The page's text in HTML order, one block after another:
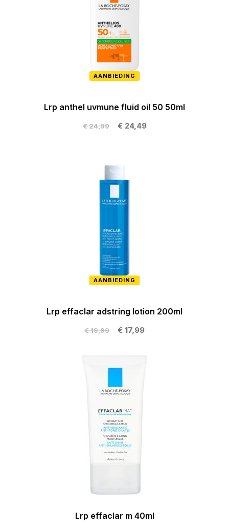
AANBIEDING
Lrp anthel uvmune fluid oil 50 50ml
€ 24,49
€ 24,99
AANBIEDING
Lrp effaclar adstring lotion 200ml
€ 17,99
€ 19,99
Lrp effaclar m 40ml